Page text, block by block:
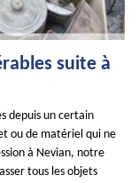
suite à
depuis un certain
ou de matériel qui ne
à Nevian, notre
tous les objets